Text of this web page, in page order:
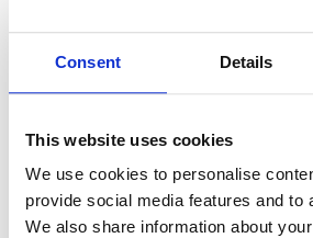
Consent Details
This website uses cookies
We use cookies to personalise
provide social media features and to
We also share information about
Vær
og